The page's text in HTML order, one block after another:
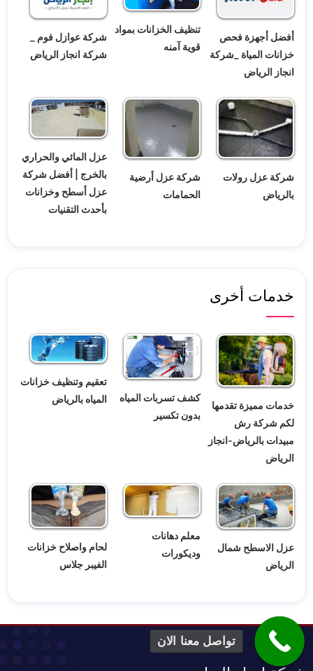
أفضل أجهزة فحص
خزانات المياة _شركة
انجاز الرياض
تنظيف الخزانات بمواد
قوية آمنه
شركة عوازل فوم _
شركة انجاز الرياض
شركة عزل رولات
بالرياض
شركة عزل أرضية
الحمامات
عزل المائي والحراري
بالخرج | أفضل شركة
عزل أسطح وخزانات
بأحدث التقنيات
خدمات أخرى
خدمات مميزة تقدمها
لكم شركة رش
مبيدات بالرياض-انجاز
الرياض
كشف تسربات المياه
بدون تكسير
تعقيم وتنظيف خزانات
المياه بالرياض
عزل الاسطح شمال
الرياض
معلم دهانات
وديكورات
لحام واصلاح خزانات
الفيبر جلاس
تواصل معنا الان